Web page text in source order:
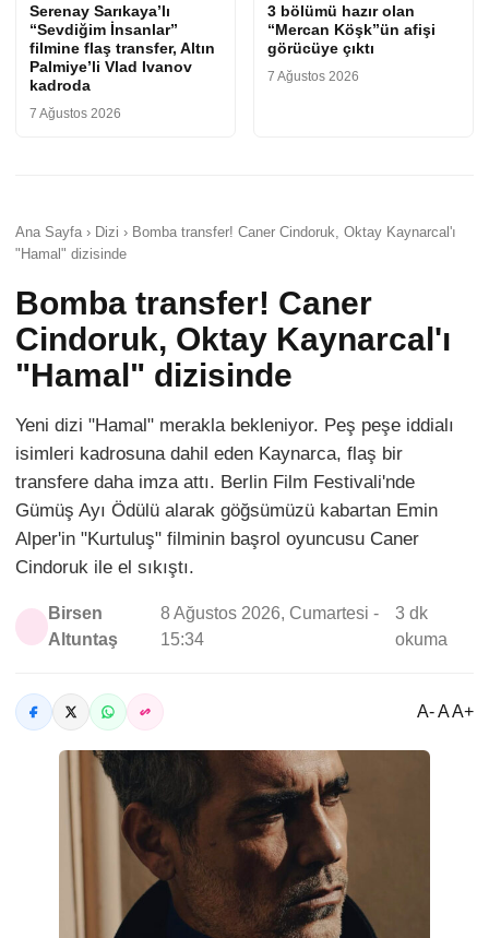
Serenay Sarıkaya’lı
“Sevdiğim İnsanlar”
filmine flaş transfer, Altın
Palmiye’li Vlad Ivanov
kadroda
7 Ağustos 2026
3 bölümü hazır olan
“Mercan Köşk”ün afişi
görücüye çıktı
7 Ağustos 2026
Ana Sayfa › Dizi › Bomba transfer! Caner Cindoruk, Oktay Kaynarcal'ı
"Hamal" dizisinde
Bomba transfer! Caner
Cindoruk, Oktay Kaynarcal'ı
"Hamal" dizisinde
Yeni dizi "Hamal" merakla bekleniyor. Peş peşe iddialı
isimleri kadrosuna dahil eden Kaynarca, flaş bir
transfere daha imza attı. Berlin Film Festivali'nde
Gümüş Ayı Ödülü alarak göğsümüzü kabartan Emin
Alper'in "Kurtuluş" filminin başrol oyuncusu Caner
Cindoruk ile el sıkıştı.
Birsen
Altuntaş
8 Ağustos 2026, Cumartesi -
15:34
3 dk
okuma
A- A A+